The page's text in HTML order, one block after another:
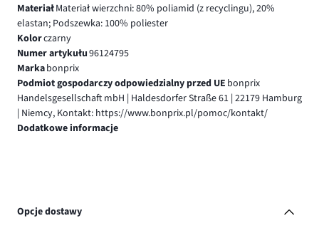
MateriałMateriał wierzchni: 80% poliamid (z recyclingu), 20%
elastan; Podszewka: 100% poliester
Kolorczarny
Numer artykułu96124795
Markabonprix
Podmiot gospodarczy odpowiedzialny przed UE bonprix
Handelsgesellschaft mbH | Haldesdorfer Straße 61 | 22179 Hamburg
| Niemcy, Kontakt: https://www.bonprix.pl/pomoc/kontakt/
Dodatkowe informacje
Opcje dostawy